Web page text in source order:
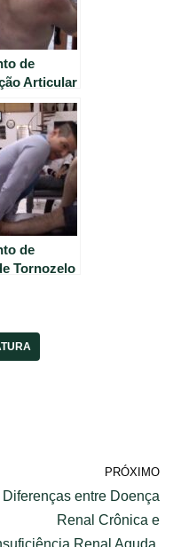
de
Articular
após
o
de
Dr.
de
Tornozelo
Dr.
PRÓXIMO
Diferenças entre Doença
Renal Crônica e
Renal Aguda.